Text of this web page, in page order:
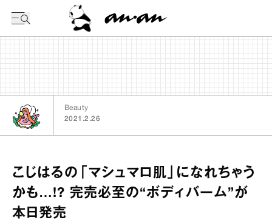
Beauty
2021.2.26
こじはるの「マシュマロ肌」になれちゃう
かも…!? 完売必至の“ボディバーム”が
本日発売